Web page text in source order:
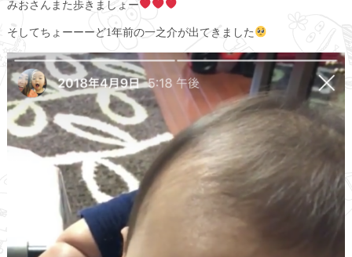
みおさんまた歩きましょー
そしてちょーーーど1年前の一之介が出てきました